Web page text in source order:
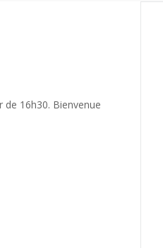
16h30. Bienvenue